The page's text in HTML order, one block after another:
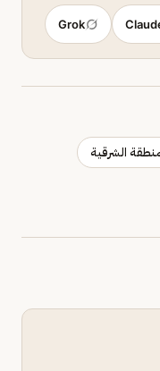
Grok
الشرقية